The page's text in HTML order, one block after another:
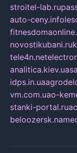
stroitel-lab.ru
auto-ceny.info
novostikubani.ru
tele4n.net
analitica.kiev.ua
idps.in.ua
vm.com.uao-
stanki-portal.ru
beloozersk.name